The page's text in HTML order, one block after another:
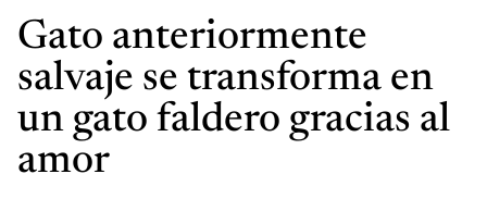
Gato anteriormente
salvaje se transforma en
un gato faldero gracias al
amor